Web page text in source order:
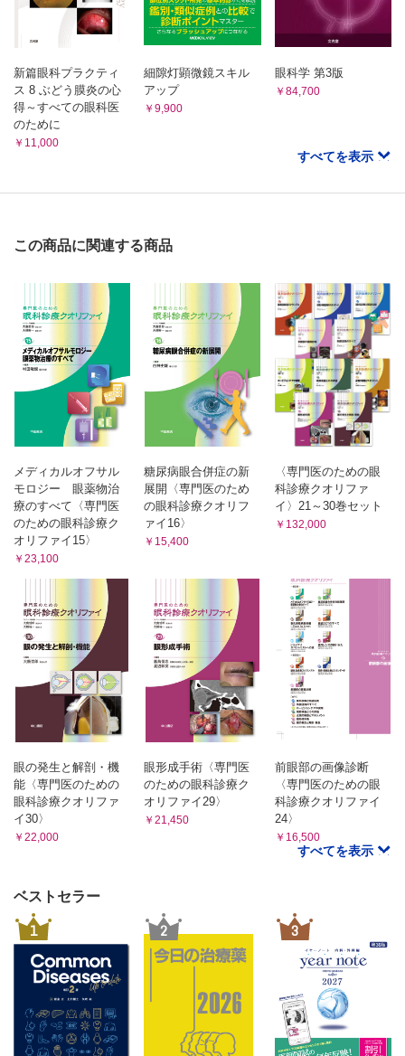
眼窩蜂巣炎 （松尾俊彦）
視神経炎 （山上明子）
CQ 視神経炎と間違えやすいぶどう膜炎を教えてください （中尾久
文献
索引
CQ 外傷後の交感性眼炎は，どのようなことに気をつけたら
よいですか？ （後藤 浩）
ぶどう膜／外傷性感染性眼内炎 （加藤亜紀，安川 力）
ぶどう膜／脈絡膜破裂 （石子智士）
SQ 出血が組織障害を起こすメカニズムについて教えてくだ
さい （納富昭司，久冨智朗）
CQ shaken baby syndromeについて教えてください （牧野
網膜／外傷性黄斑円孔 （西村哲哉）
網膜／レーザー光による障害 （北口善之，不二門 尚）
CQ 眼底が見えないときの画像診断について教えてくださ
い （林 英之）
SQ 外傷性網膜病変のOCT所見について教えてください
（丸子一朗）
硝子体／眼内異物 （池田俊英）
硝子体／眼球鉄症 （飯島裕幸）
視神経／外傷性視神経症，視神経管骨折 （柏井 聡）
SQ 外傷性視神経障害のERGについて教えてください （町
田繁樹）
全身性／むちうち症 （江本博文，江本有子，清澤源弘）
全身性／Purtscher網膜症 （小川葉子，小澤洋子）
CQ Valsalva網膜症について教えてください （吉田茂生，
高木健一）
4 イラストでわかる救急時の眼科特殊処置
眼瞼裂傷への処置 （鹿嶋友敬）
前房内異物への処置 （宮崎勝徳）
二重穿孔への処置カ （河合憲司）
角膜裂傷への処置 （忍田太紀）
硝子体・網膜異物への処置 （小泉 閑）
駆逐性出血への処置 （櫻井真彦）
感染性角膜炎 （宇野敏彦）
コンタクトレンズによる障害 （守田裕希子，森重直行，植田
再発性角膜びらん （内野英輔）
研一）
流行性角結膜炎 （内尾英一）
SQ 急性結膜炎の簡便な診断法について教えてください
（内尾英一）
細菌性眼内炎 （喜多美穂里）
CQ 真菌性眼内炎の特徴を教えてください （喜多美穂里）
急性緑内障発作 （有村尚悟，稲谷 大）
CQ 血管新生緑内障の治療を教えてください （髙村佳弘，
稲谷 大）
新篇眼科プラクティ
ス 8 ぶどう膜炎の心
得～すべての眼科医
のために
￥11,000
細隙灯顕微鏡スキル
アップ
￥9,900
眼科学 第3版
￥84,700
すべてを表示
この商品に関連する商品
メディカルオフサル
モロジー 眼薬物治
療のすべて〈専門医
のための眼科診療ク
オリファイ15〉
￥23,100
糖尿病眼合併症の新
展開〈専門医のため
の眼科診療クオリフ
ァイ16〉
￥15,400
〈専門医のための眼
科診療クオリファ
イ〉21～30巻セット
￥132,000
眼の発生と解剖・機
能〈専門医のための
眼科診療クオリファ
イ30〉
￥22,000
眼形成手術〈専門医
のための眼科診療ク
オリファイ29〉
￥21,450
前眼部の画像診断
〈専門医のための眼
科診療クオリファイ
24〉
￥16,500
すべてを表示
ベストセラー
1 2 3